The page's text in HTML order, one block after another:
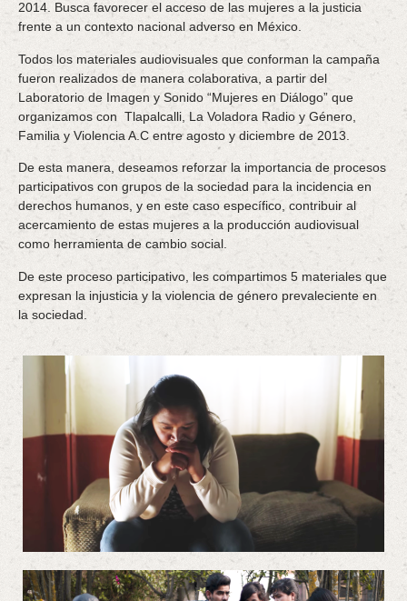
2014. Busca favorecer el acceso de las mujeres a la justicia
frente a un contexto nacional adverso en México.
Todos los materiales audiovisuales que conforman la campaña
fueron realizados de manera colaborativa, a partir del
Laboratorio de Imagen y Sonido “Mujeres en Diálogo” que
organizamos con Tlapalcalli, La Voladora Radio y Género,
Familia y Violencia A.C entre agosto y diciembre de 2013.
De esta manera, deseamos reforzar la importancia de procesos
participativos con grupos de la sociedad para la incidencia en
derechos humanos, y en este caso específico, contribuir al
acercamiento de estas mujeres a la producción audiovisual
como herramienta de cambio social.
De este proceso participativo, les compartimos 5 materiales que
expresan la injusticia y la violencia de género prevaleciente en
la sociedad.